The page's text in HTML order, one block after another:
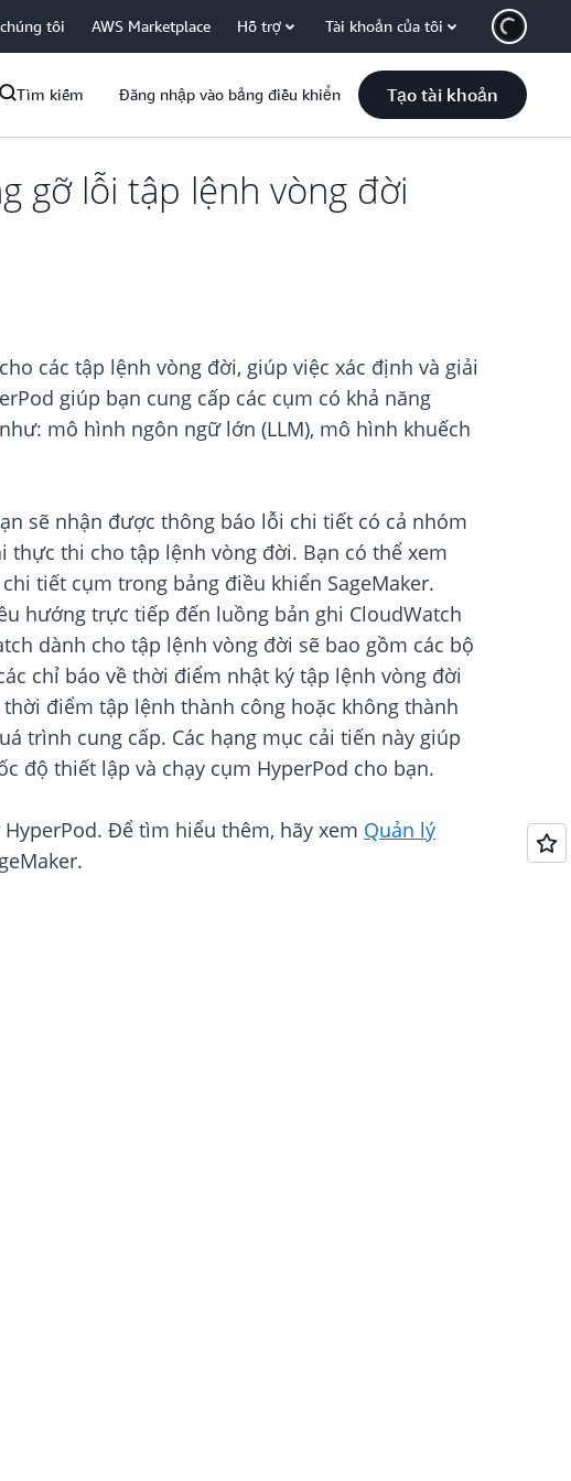
tôi AWS Marketplace Hỗ trợ Tài khoản của tôi
Tìm kiếm Đăng nhập vào bảng điều khiển Tạo tài khoản
gỡ lỗi tập lệnh vòng đời
các tập lệnh vòng đời, giúp việc xác định và giải
giúp bạn cung cấp các cụm có khả năng
mô hình ngôn ngữ lớn (LLM), mô hình khuếch
sẽ nhận được thông báo lỗi chi tiết có cả nhóm
thực thi cho tập lệnh vòng đời. Bạn có thể xem
tiết cụm trong bảng điều khiển SageMaker.
hướng trực tiếp đến luồng bản ghi CloudWatch
dành cho tập lệnh vòng đời sẽ bao gồm các bộ
chỉ báo về thời điểm nhật ký tập lệnh vòng đời
điểm tập lệnh thành công hoặc không thành
trình cung cấp. Các hạng mục cải tiến này giúp
độ thiết lập và chạy cụm HyperPod cho bạn.
Để tìm hiểu thêm, hãy xem Quản lý